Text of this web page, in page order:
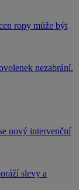
ropy může být
nezabrání.
nový intervenční
slevy a